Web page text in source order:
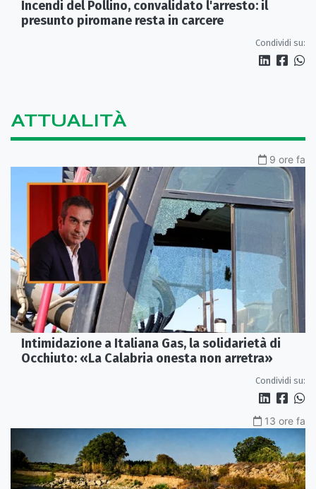
Incendi del Pollino, convalidato l'arresto: il
presunto piromane resta in carcere
Condividi su:
ATTUALITÀ
9 ore fa
Intimidazione a Italiana Gas, la solidarietà di
Occhiuto: «La Calabria onesta non arretra»
Condividi su:
13 ore fa